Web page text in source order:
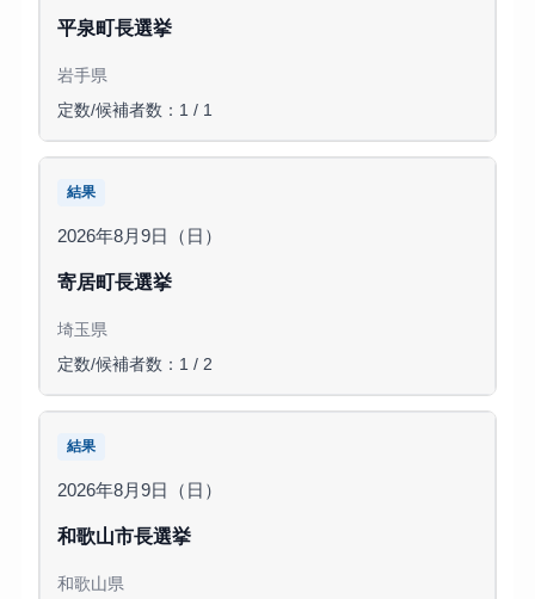
平泉町長選挙
岩手県
定数/候補者数：1 / 1
結果
2026年8月9日（日）
寄居町長選挙
埼玉県
定数/候補者数：1 / 2
結果
2026年8月9日（日）
和歌山市長選挙
和歌山県